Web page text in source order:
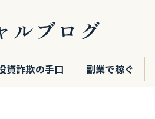
ルブログ
資詐欺の手口 副業で稼ぐ